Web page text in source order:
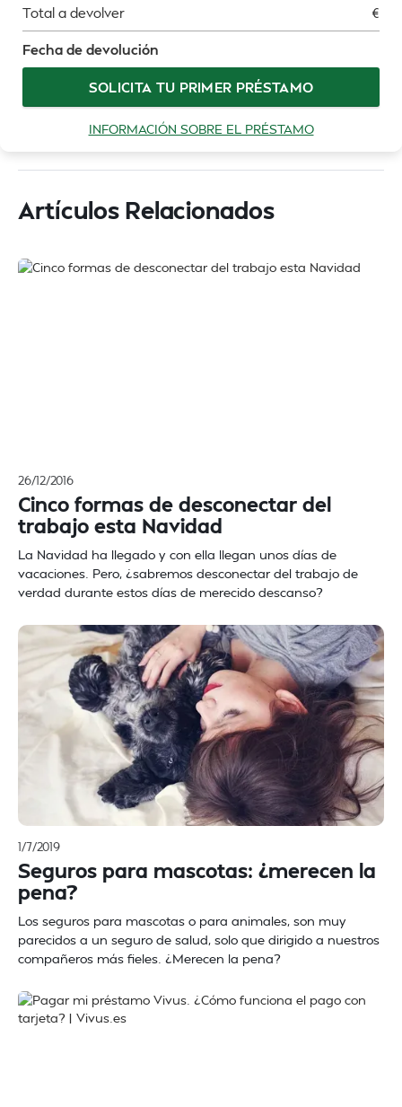
Total a devolver €
Fecha de devolución
SOLICITA TU PRIMER PRÉSTAMO
INFORMACIÓN SOBRE EL PRÉSTAMO
Artículos Relacionados
26/12/2016
Cinco formas de desconectar del
trabajo esta Navidad
La Navidad ha llegado y con ella llegan unos días de
vacaciones. Pero, ¿sabremos desconectar del trabajo de
verdad durante estos días de merecido descanso?
1/7/2019
Seguros para mascotas: ¿merecen la
pena?
Los seguros para mascotas o para animales, son muy
parecidos a un seguro de salud, solo que dirigido a nuestros
compañeros más fieles. ¿Merecen la pena?